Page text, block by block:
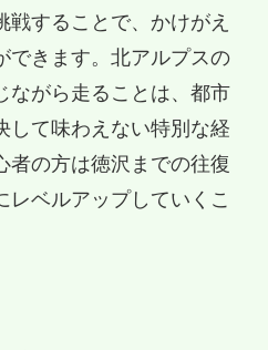
戦することで、かけがえ
できます。北アルプスの
ながら走ることは、都市
して味わえない特別な経
者の方は徳沢までの往復
レベルアップしていくこ